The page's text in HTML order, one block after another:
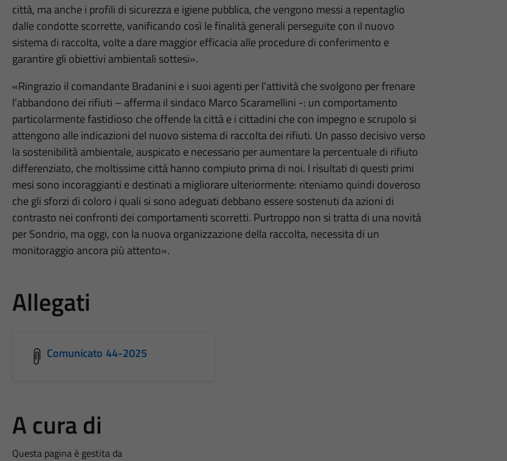
città, ma anche i profili di sicurezza e igiene pubblica, che vengono messi a repentaglio
dalle condotte scorrette, vanificando così le finalità generali perseguite con il nuovo
sistema di raccolta, volte a dare maggior efficacia alle procedure di conferimento e
garantire gli obiettivi ambientali sottesi».
«Ringrazio il comandante Bradanini e i suoi agenti per l’attività che svolgono per frenare
l’abbandono dei rifiuti – afferma il sindaco Marco Scaramellini -: un comportamento
particolarmente fastidioso che offende la città e i cittadini che con impegno e scrupolo si
attengono alle indicazioni del nuovo sistema di raccolta dei rifiuti. Un passo decisivo verso
la sostenibilità ambientale, auspicato e necessario per aumentare la percentuale di rifiuto
differenziato, che moltissime città hanno compiuto prima di noi. I risultati di questi primi
mesi sono incoraggianti e destinati a migliorare ulteriormente: riteniamo quindi doveroso
che gli sforzi di coloro i quali si sono adeguati debbano essere sostenuti da azioni di
contrasto nei confronti dei comportamenti scorretti. Purtroppo non si tratta di una novità
per Sondrio, ma oggi, con la nuova organizzazione della raccolta, necessita di un
monitoraggio ancora più attento».
Allegati
Comunicato 44-2025
A cura di
Questa pagina è gestita da